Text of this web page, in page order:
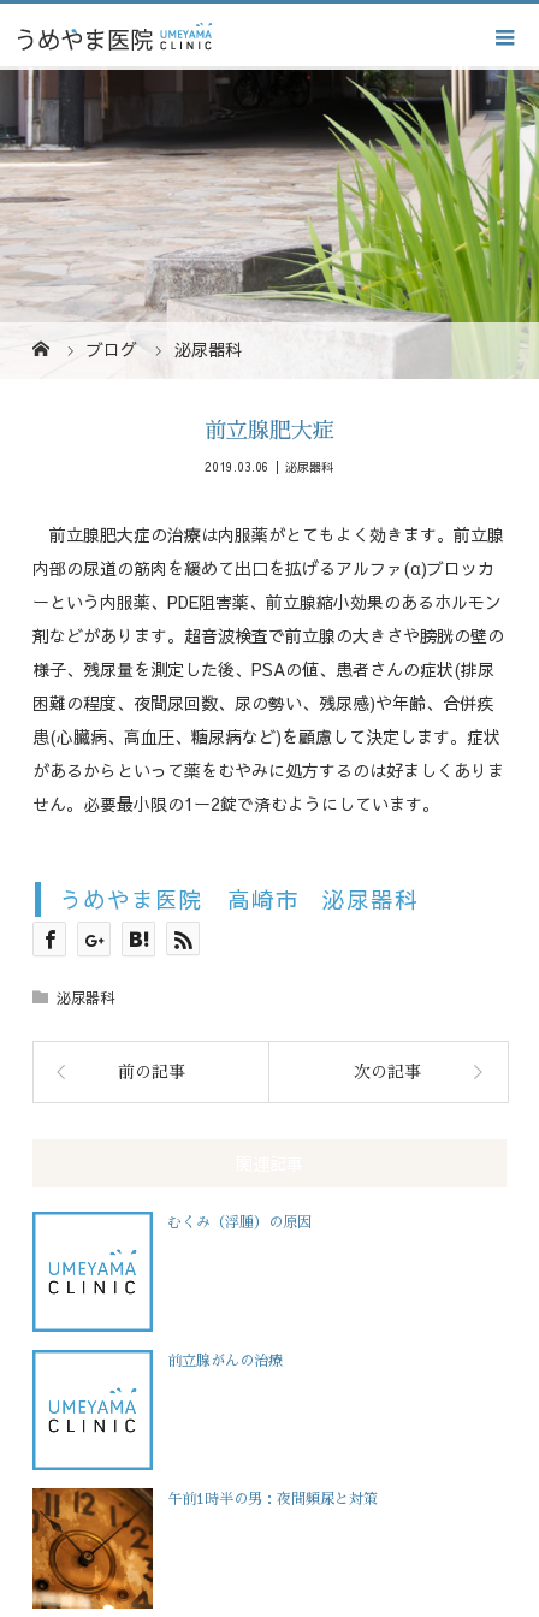
ブログ 泌尿器科
前立腺肥大症
2019.03.06 泌尿器科
前立腺肥大症の治療は内服薬がとてもよく効きます。前立腺
内部の尿道の筋肉を緩めて出口を拡げるアルファ(α)ブロッカ
ーという内服薬、PDE阻害薬、前立腺縮小効果のあるホルモン
剤などがあります。超音波検査で前立腺の大きさや膀胱の壁の
様子、残尿量を測定した後、PSAの値、患者さんの症状(排尿
困難の程度、夜間尿回数、尿の勢い、残尿感)や年齢、合併疾
患(心臓病、高血圧、糖尿病など)を顧慮して決定します。症状
があるからといって薬をむやみに処方するのは好ましくありま
せん。必要最小限の1ー2錠で済むようにしています。
うめやま医院 高崎市 泌尿器科
泌尿器科
前の記事 次の記事
むくみ（浮腫）の原因
前立腺がんの治療
午前1時半の男：夜間頻尿と対策